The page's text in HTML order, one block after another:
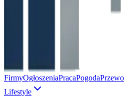
FirmyOgłoszeniaPracaPogoda
Lifestyle